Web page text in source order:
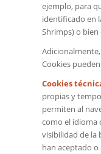
ejemplo, para
identificado en
Shrimps) o
Cookies
Cookies
propias y
permiten al
como el idioma
visibilidad de la
han aceptado o